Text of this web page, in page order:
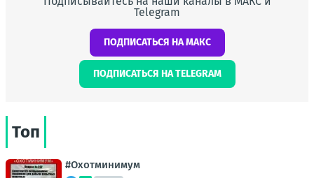
Telegram
ПОДПИСАТЬСЯ НА МАКС
ПОДПИСАТЬСЯ НА TELEGRAM
Топ
#Охотминимум